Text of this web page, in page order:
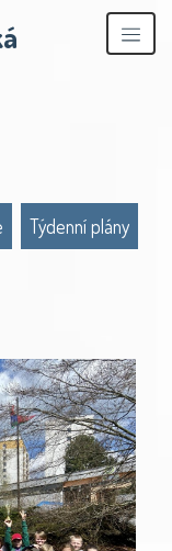
Týdenní plány